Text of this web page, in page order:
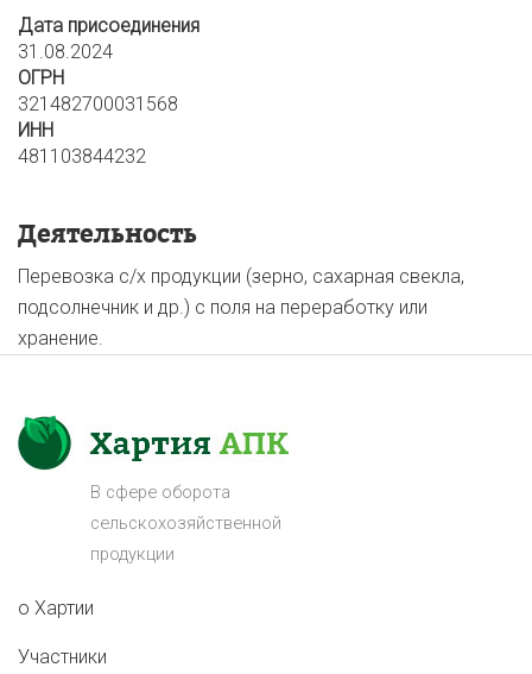
Дата присоединения
31.08.2024
ОГРН
321482700031568
ИНН
481103844232
Деятельность
Перевозка с/х продукции (зерно, сахарная свекла,
подсолнечник и др.) с поля на переработку или
хранение.
В сфере оборота
сельскохозяйственной
продукции
о Хартии
Участники